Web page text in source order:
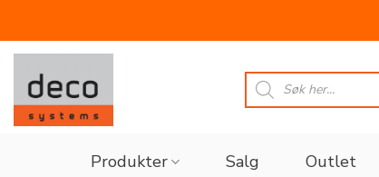
Skip
content
Products
search
Produkter Salg Outlet